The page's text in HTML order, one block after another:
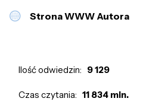
Strona WWW Autora
Ilość odwiedzin: 9 129
Czas czytania: 11 834 min.